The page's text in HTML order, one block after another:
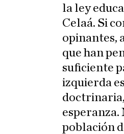
la ley
Celaá. Si
opinantes,
que han
suficiente
izquierda
doctrinaria,
esperanza.
población